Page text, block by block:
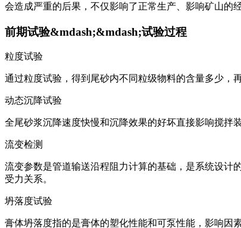
会造成严重的后果，不仅影响了正常生产、影响矿山的
前期试验&mdash;&mdash;试验过程
粒度试验
通过粒度试验，得到尾砂内不同粒级物料的含量多少，
动态沉降试验
全尾砂浆沉降速度快慢和沉降效果的好坏直接影响搅拌
流变检测
流变参数是管道输送沿程阻力计算的基础，是系统设计
受力关系。
坍落度试验
膏体坍落度指的是膏体的塑化性能和可泵性能，影响因